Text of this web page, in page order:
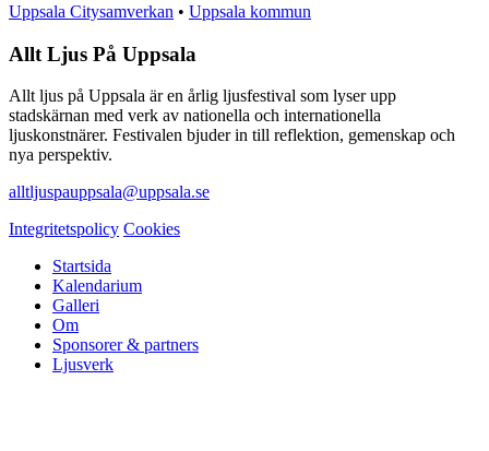
Uppsala Citysamverkan • Uppsala kommun
Allt Ljus På Uppsala
Allt ljus på Uppsala är en årlig ljusfestival som lyser upp
stadskärnan med verk av nationella och internationella
ljuskonstnärer. Festivalen bjuder in till reflektion, gemenskap och
nya perspektiv.
alltljuspauppsala@uppsala.se
Integritetspolicy Cookies
Startsida
Kalendarium
Galleri
Om
Sponsorer & partners
Ljusverk